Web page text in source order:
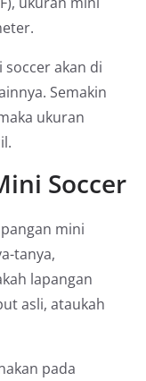
akan di
Semakin
ukuran
Soccer
mini
tanya,
lapangan
asli, ataukah
pada